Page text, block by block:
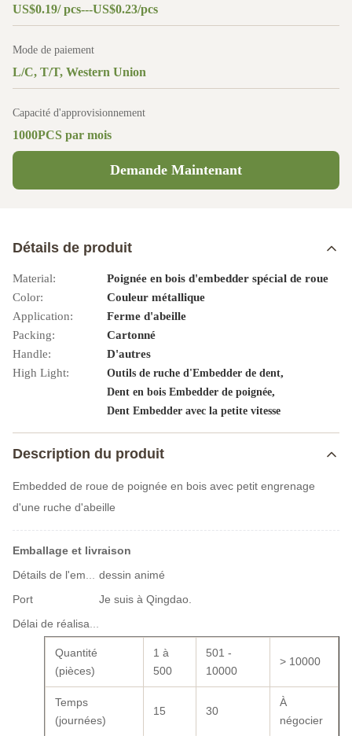
US$0.19/ pcs---US$0.23/pcs
Mode de paiement
L/C, T/T, Western Union
Capacité d'approvisionnement
1000PCS par mois
Demande Maintenant
Détails de produit
Material:
Poignée en bois d'embedder spécial de roue
Color:
Couleur métallique
Application:
Ferme d'abeille
Packing:
Cartonné
Handle:
D'autres
High Light:
Outils de ruche d'Embedder de dent,
Dent en bois Embedder de poignée,
Dent Embedder avec la petite vitesse
Description du produit
Embedded de roue de poignée en bois avec petit engrenage
d'une ruche d'abeille
Emballage et livraison
Détails de l'emballage dessin animé
Port
Je suis à Qingdao.
Délai de réalisation:
Quantité
(pièces)
1 à
500
501 -
10000
> 10000
Temps
(journées)
15 30
À
négocier